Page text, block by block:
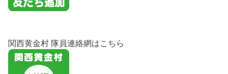
関西黄金村 隊員連絡網はこちら